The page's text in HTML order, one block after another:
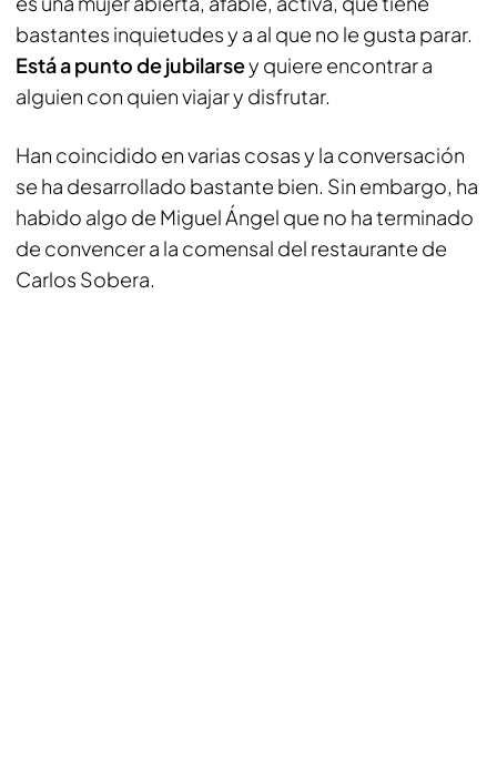
bastantes inquietudes y a al que no le gusta parar.
Está a punto de jubilarsey quiere encontrar a
alguien con quien viajar y disfrutar.
Han coincidido en varias cosas y la conversación
se ha desarrollado bastante bien. Sin embargo, ha
habido algo de Miguel Ángel que no ha terminado
de convencer a la comensal del restaurante de
Carlos Sobera.